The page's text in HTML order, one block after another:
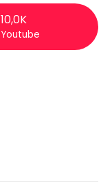
10,0K
Youtube